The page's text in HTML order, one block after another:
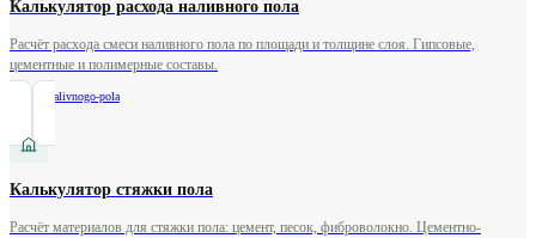
Калькулятор расхода наливного пола
Расчёт расхода смеси наливного пола по площади и толщине слоя. Гипсовые,
цементные и полимерные составы.
rashod-nalivnogo-pola
Калькулятор стяжки пола
Расчёт материалов для стяжки пола: цемент, песок, фиброволокно. Цементно-